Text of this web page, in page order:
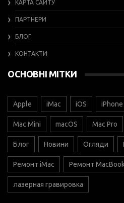
КАРТА САЙТУ
ПАРТНЕРИ
БЛОГ
КОНТАКТИ
ОСНОВНІ МІТКИ
Apple iMac iOS iPhone
Mac Mini macOS Mac Pro
Блог Новини Огляди
Ремонт iMac Ремонт MacBook
лазерная гравировка